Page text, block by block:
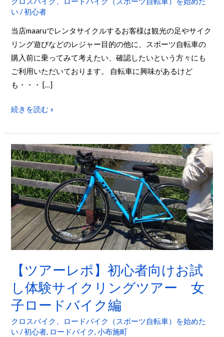
い /初心者
当店maaruでレンタサイクルするお客様は観光の足やサイク
リング遊びなどのレジャー目的の他に、スポーツ自転車の
購入前に乗ってみて考えたい、確認したいという方々にも
ご利用いただいております。 自転車に興味があるけど
も・・・ […]
購
入
前
に
maaru
で
乗
験
続きを読む »
【ツアーレポ】初心者向けお試
し体験サイクリングツアー 女
子ロードバイク編
クロスバイク、ロードバイク（スポーツ自転車）を始めた
い /初心者, ロードバイク,小布施町
【ツ
ア
ー
レ
ポ】
初
心
者
お
試
し
体